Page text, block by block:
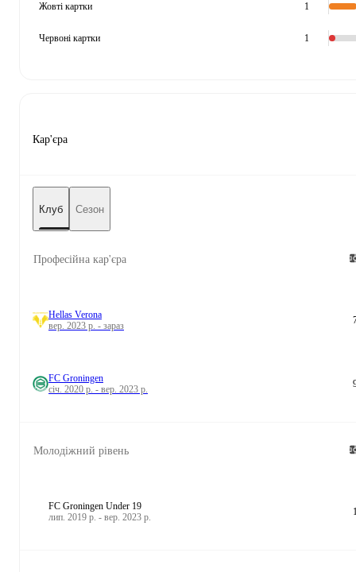
Жовті картки 1
Червоні картки 1
Кар'єра
Клуб Сезон
Професійна кар'єра
Hellas Verona
вер. 2023 р. - зараз
FC Groningen
січ. 2020 р. - вер. 2023 р.
Молодіжний рівень
FC Groningen Under 19
лип. 2019 р. - вер. 2023 р.